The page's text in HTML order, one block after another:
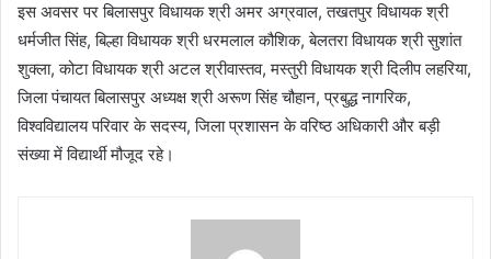
इस अवसर पर बिलासपुर विधायक श्री अमर अग्रवाल, तखतपुर विधायक श्री
धर्मजीत सिंह, बिल्हा विधायक श्री धरमलाल कौशिक, बेलतरा विधायक श्री सुशांत
शुक्ला, कोटा विधायक श्री अटल श्रीवास्तव, मस्तुरी विधायक श्री दिलीप लहरिया,
जिला पंचायत बिलासपुर अध्यक्ष श्री अरूण सिंह चौहान, प्रबुद्ध नागरिक,
विश्वविद्यालय परिवार के सदस्य, जिला प्रशासन के वरिष्ठ अधिकारी और बड़ी
संख्या में विद्यार्थी मौजूद रहे।